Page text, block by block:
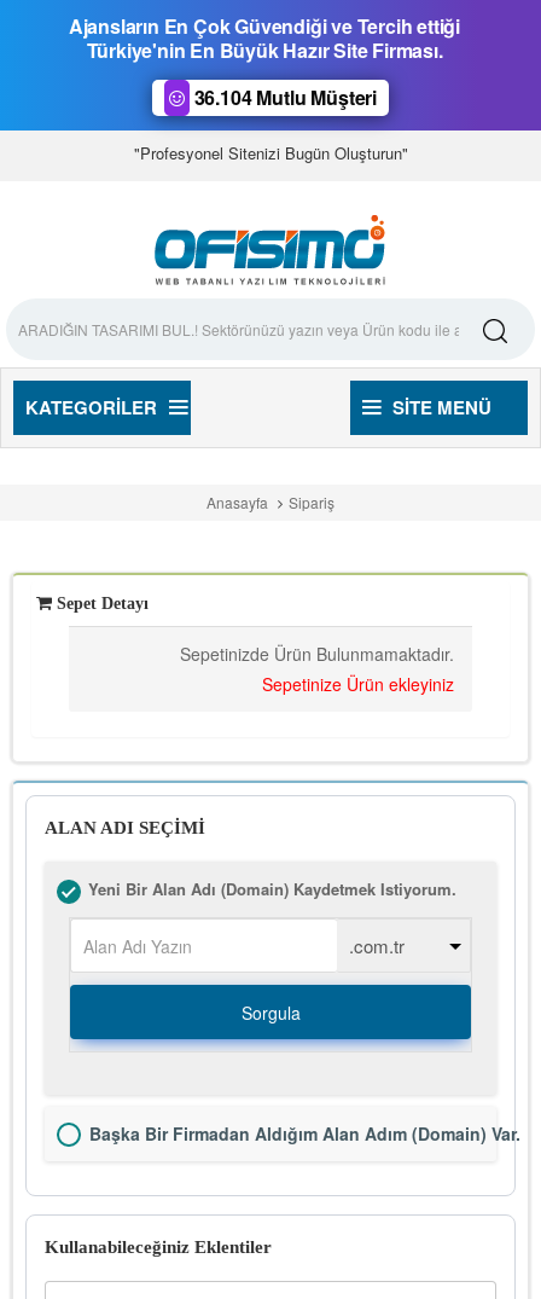
Ajansların En Çok Güvendiği ve Tercih ettiği
Türkiye'nin En Büyük Hazır Site Firması.
36.104 Mutlu Müşteri
"Profesyonel Sitenizi Bugün Oluşturun"
KATEGORILER SITE MENÜ
Anasayfa Sipariş
Sepet Detayı
Sepetinizde Ürün Bulunmamaktadır.
Sepetinize Ürün ekleyiniz
ALAN ADI SEÇİMİ
Yeni Bir Alan Adı (Domain) Kaydetmek Istiyorum.
Sorgula
Başka Bir Firmadan Aldığım Alan Adım (Domain) Var.
Kullanabileceğiniz Eklentiler